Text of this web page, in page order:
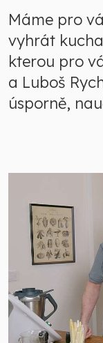
Máme pro
vyhrát
kterou pro
a Luboš
úsporně,